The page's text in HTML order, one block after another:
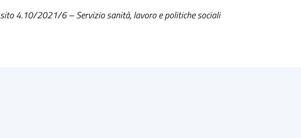
4.10/2021/6 –Servizio sanità, lavoro e politiche sociali